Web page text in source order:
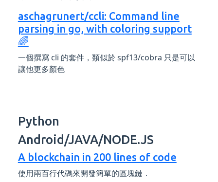
aschagrunert/ccli: Command line
parsing in go, with coloring support
🌈
一個撰寫 cli 的套件，類似於 spf13/cobra 只是可以
讓他更多顏色
Python
Android/JAVA/NODE.JS
A blockchain in 200 lines of code
使用兩百行代碼來開發簡單的區塊鏈．